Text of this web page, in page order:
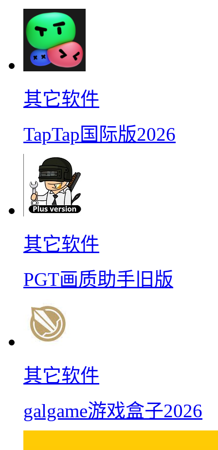
其它软件
TapTap国际版2026
其它软件
PGT画质助手旧版
其它软件
galgame游戏盒子2026